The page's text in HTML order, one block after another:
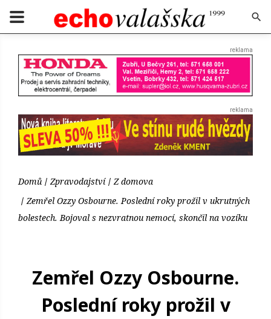
Domů Zpravodajství
Z domova
Zemřel Ozzy Osbourne. Poslední roky prožil v ukrutných
bolestech. Bojoval s nezvratnou nemocí, skončil na vozíku
Zemřel Ozzy Osbourne.
Poslední roky prožil v